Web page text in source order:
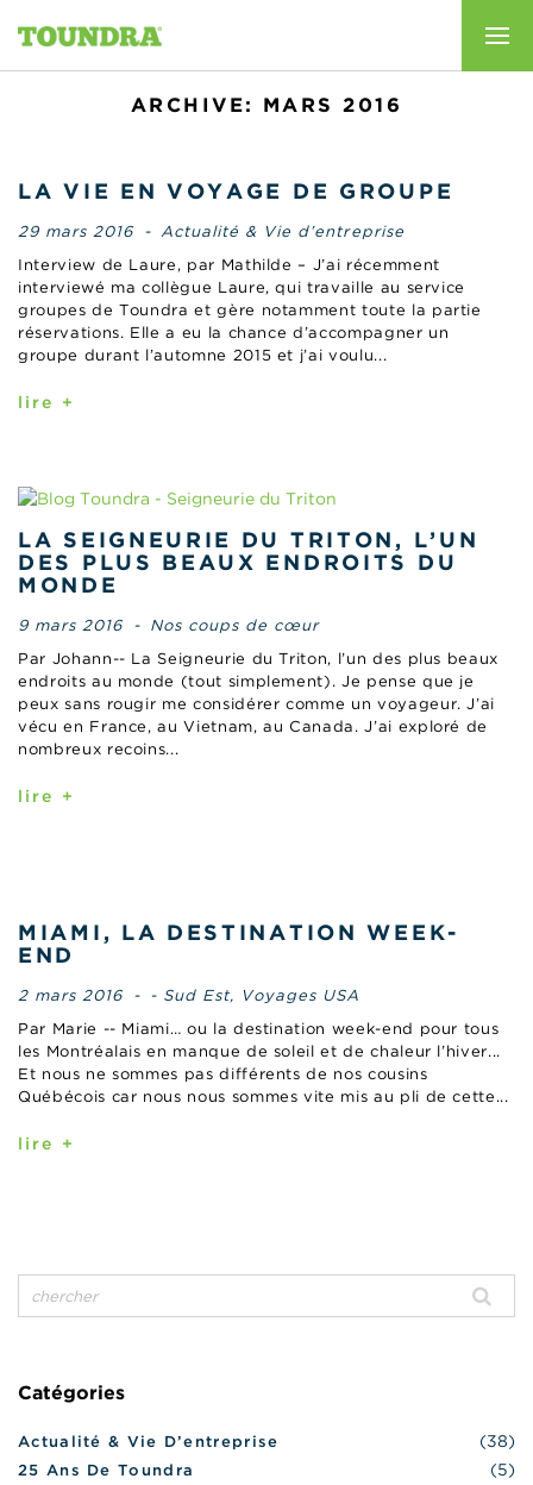
ARCHIVE: MARS 2016
LA VIE EN VOYAGE DE GROUPE
29 mars 2016 -
Actualité & Vie d’entreprise
Interview de Laure, par Mathilde – J’ai récemment
interviewé ma collègue Laure, qui travaille au service
groupes de Toundra et gère notamment toute la partie
réservations. Elle a eu la chance d’accompagner un
groupe durant l’automne 2015 et j’ai voulu...
lire +
LA SEIGNEURIE DU TRITON, L’UN
DES PLUS BEAUX ENDROITS DU
MONDE
9 mars 2016 -
Nos coups de cœur
Par Johann-- La Seigneurie du Triton, l’un des plus beaux
endroits au monde (tout simplement). Je pense que je
peux sans rougir me considérer comme un voyageur. J’ai
vécu en France, au Vietnam, au Canada. J’ai exploré de
nombreux recoins...
lire +
MIAMI, LA DESTINATION WEEK-
END
2 mars 2016 - - Sud Est, Voyages USA
Par Marie -- Miami… ou la destination week-end pour tous
les Montréalais en manque de soleil et de chaleur l’hiver...
Et nous ne sommes pas différents de nos cousins
Québécois car nous nous sommes vite mis au pli de cette...
lire +
Catégories
Actualité & Vie D’entreprise (38)
25 Ans De Toundra (5)